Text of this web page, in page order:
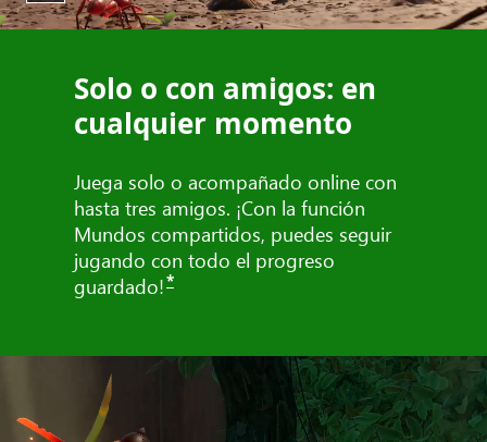
Solo o con amigos: en
cualquier momento
Juega solo o acompañado online con
hasta tres amigos. ¡Con la función
Mundos compartidos, puedes seguir
jugando con todo el progreso
guardado!*